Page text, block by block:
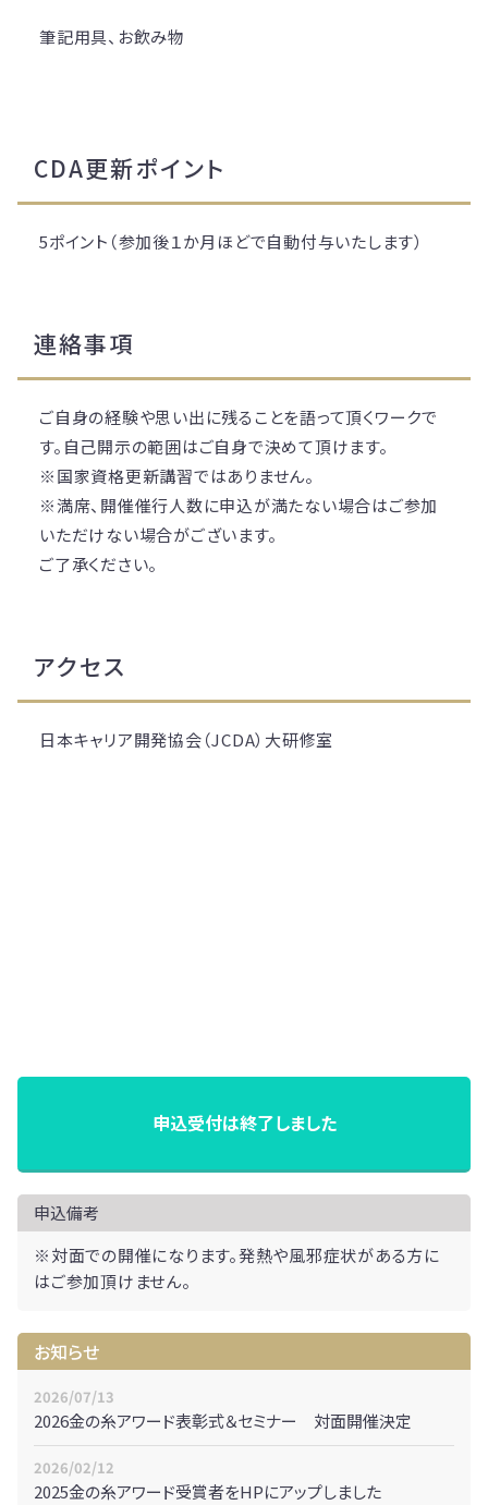
筆記用具、お飲み物
CDA更新ポイント
5ポイント（参加後１か月ほどで自動付与いたします）
連絡事項
ご自身の経験や思い出に残ることを語って頂くワークで
す。自己開示の範囲はご自身で決めて頂けます。
※国家資格更新講習ではありません。
※満席、開催催行人数に申込が満たない場合はご参加
いただけない場合がございます。
ご了承ください。
アクセス
日本キャリア開発協会（JCDA）大研修室
申込受付は終了しました
申込備考
※対面での開催になります。発熱や風邪症状がある方に
はご参加頂けません。
お知らせ
2026/07/13
2026金の糸アワード表彰式＆セミナー 対面開催決定
2026/02/12
2025金の糸アワード受賞者をHPにアップしました